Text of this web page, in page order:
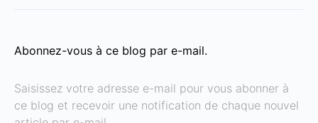
Abonnez-vous à ce blog par e-mail.
Saisissez votre adresse e-mail pour vous abonner à
ce blog et recevoir une notification de chaque nouvel